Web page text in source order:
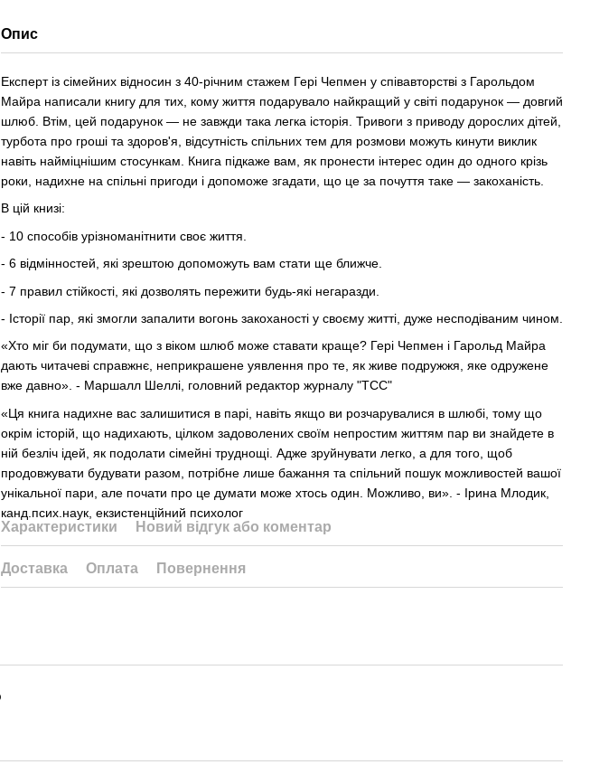
Опис
Експерт із сімейних відносин з 40-річним стажем Гері Чепмен у співавторстві з Гарольдом
Майра написали книгу для тих, кому життя подарувало найкращий у світі подарунок — довгий
шлюб. Втім, цей подарунок — не завжди така легка історія. Тривоги з приводу дорослих дітей,
турбота про гроші та здоров'я, відсутність спільних тем для розмови можуть кинути виклик
навіть найміцнішим стосункам. Книга підкаже вам, як пронести інтерес один до одного крізь
роки, надихне на спільні пригоди і допоможе згадати, що це за почуття таке — закоханість.
В цій книзі:
- 10 способів урізноманітнити своє життя.
- 6 відмінностей, які зрештою допоможуть вам стати ще ближче.
- 7 правил стійкості, які дозволять пережити будь-які негаразди.
- Історії пар, які змогли запалити вогонь закоханості у своєму житті, дуже несподіваним чином.
«Хто міг би подумати, що з віком шлюб може ставати краще? Гері Чепмен і Гарольд Майра
дають читачеві справжнє, неприкрашене уявлення про те, як живе подружжя, яке одружене
вже давно». - Маршалл Шеллі, головний редактор журналу "TCC"
«Ця книга надихне вас залишитися в парі, навіть якщо ви розчарувалися в шлюбі, тому що
окрім історій, що надихають, цілком задоволених своїм непростим життям пар ви знайдете в
ній безліч ідей, як подолати сімейні труднощі. Адже зруйнувати легко, а для того, щоб
продовжувати будувати разом, потрібне лише бажання та спільний пошук можливостей вашої
унікальної пари, але почати про це думати може хтось один. Можливо, ви». - Ірина Млодик,
канд.псих.наук, екзистенційний психолог
Характеристики Новий відгук або коментар
Доставка Оплата Повернення